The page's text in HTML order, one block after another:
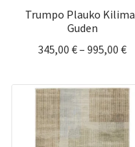
Trumpo Plauko
Guden
345,00 €– 995,00 €